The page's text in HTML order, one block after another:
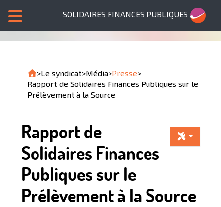
SOLIDAIRES FINANCES PUBLIQUES
>Le syndicat>Média>Presse>
Rapport de Solidaires Finances Publiques sur le
Prélèvement à la Source
Rapport de
Solidaires Finances
Publiques sur le
Prélèvement à la Source